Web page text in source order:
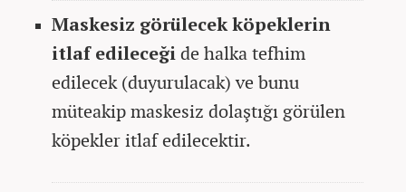
Maskesiz görülecek köpeklerin
itlaf edileceğide halka tefhim
edilecek (duyurulacak) ve bunu
müteakip maskesiz dolaştığı görülen
köpekler itlaf edilecektir.